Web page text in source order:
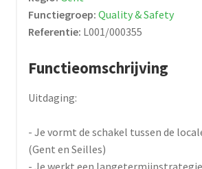
Functiegroep: Quality & Safety
Referentie: L001/000355
Functieomschrijving
Uitdaging:
- Je vormt de schakel tussen de
(Gent en Seilles)
- Je werkt een